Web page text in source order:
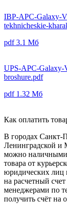
IBP-APC-Galaxy-
tekhnicheskie-
pdf 3.1 Мб
UPS-APC-
broshure.pdf
pdf 1.32 Мб
Как оплатить
В городах Санкт-
Ленинградской и
можно наличными
товара от
юридических лиц
на расчетный
менеджерами по
получить счёт на